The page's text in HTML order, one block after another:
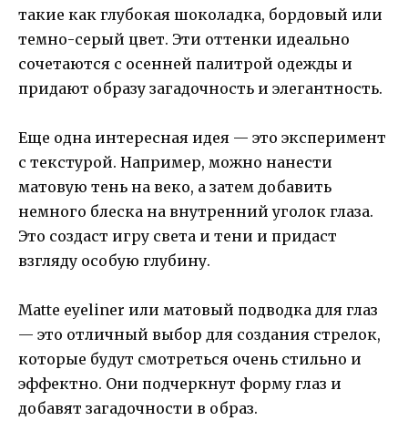
такие как глубокая шоколадка, бордовый или
темно-серый цвет. Эти оттенки идеально
сочетаются с осенней палитрой одежды и
придают образу загадочность и элегантность.
Еще одна интересная идея — это эксперимент
с текстурой. Например, можно нанести
матовую тень на веко, а затем добавить
немного блеска на внутренний уголок глаза.
Это создаст игру света и тени и придаст
взгляду особую глубину.
Matte eyeliner или матовый подводка для глаз
— это отличный выбор для создания стрелок,
которые будут смотреться очень стильно и
эффектно. Они подчеркнут форму глаз и
добавят загадочности в образ.